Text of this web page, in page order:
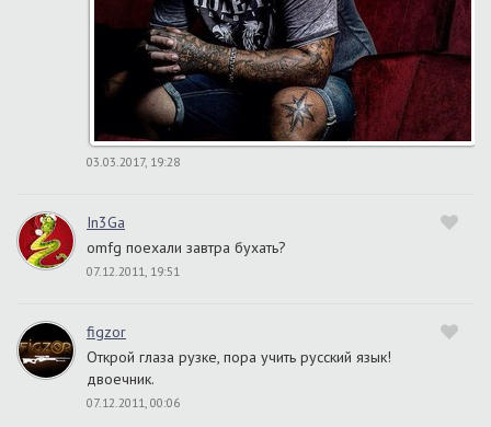
03.03.2017, 19:28
In3Ga
omfg поехали завтра бухать?
07.12.2011, 19:51
figzor
Открой глаза рузке, пора учить русский язык!
двоечник.
07.12.2011, 00:06